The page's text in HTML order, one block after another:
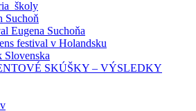
školy
Suchoň
Eugena Suchoňa
festival v Holandsku
Slovenska
SKÚŠKY – VÝSLEDKY